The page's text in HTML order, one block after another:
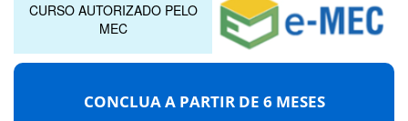
CURSO AUTORIZADO PELO
MEC
CONCLUA A PARTIR DE 6 MESES